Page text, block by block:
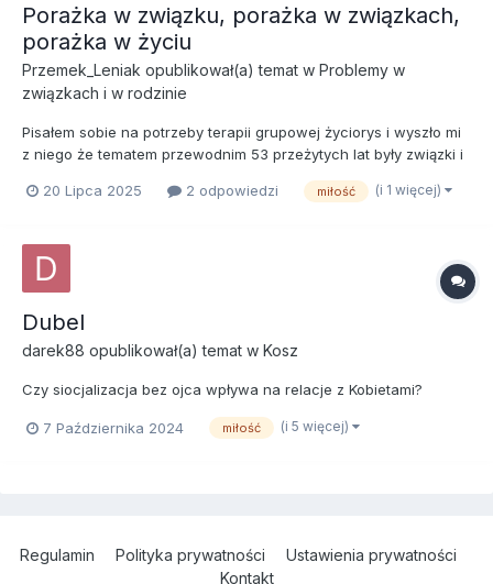
Porażka w związku, porażka w związkach,
porażka w życiu
Przemek_Leniak opublikował(a) temat w Problemy w
związkach i w rodzinie
Pisałem sobie na potrzeby terapii grupowej życiorys i wyszło mi
z niego że tematem przewodnim 53 przeżytych lat były związki i
mniejszych miłostek wszystkich prób nawiązania bliskiej relacji -
20 Lipca 2025 2 odpowiedzi miłość (i 1 więcej)
Dubel
darek88 opublikował(a) temat w Kosz
Czy siocjalizacja bez ojca wpływa na relacje z Kobietami?
7 Października 2024 miłość (i 5 więcej)
Regulamin Polityka prywatności
Ustawienia prywatności
Kontakt